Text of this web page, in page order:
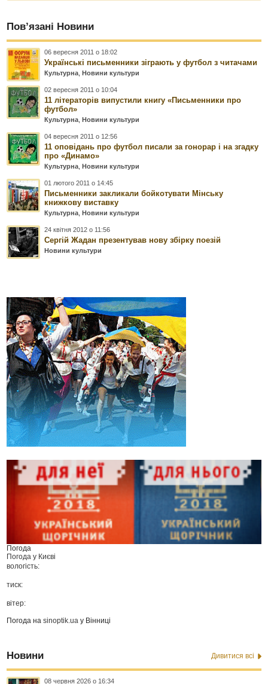
Пов’язані Новини
06 вересня 2011 о 18:02
Українські письменники зіграють у футбол з читачами
Культурна ,Новини культури
02 вересня 2011 о 10:04
11 літераторів випустили книгу «Письменники про
футбол»
Культурна ,Новини культури
04 вересня 2011 о 12:56
11 оповідань про футбол писали за гонорар і на згадку
про «Динамо»
Культурна ,Новини культури
01 лютого 2011 о 14:45
Письменники закликали бойкотувати Мінську
книжкову виставку
Культурна ,Новини культури
24 квітня 2012 о 11:56
Сергій Жадан презентував нову збірку поезій
Новини культури
Погода
Погода у Києві
вологість:
тиск:
вітер:
Погода наsinoptik.ua у Вінниці
Новини Дивитися всі
08 червня 2026 о 16:34